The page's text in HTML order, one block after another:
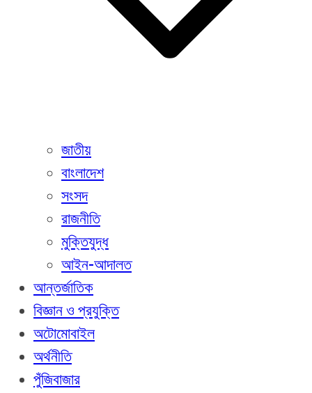
জাতীয়
বাংলাদেশ
সংসদ
রাজনীতি
মুক্তিযুদ্ধ
আইন-আদালত
আন্তর্জাতিক
বিজ্ঞান ও প্রযুক্তি
অটোমোবাইল
অর্থনীতি
পুঁজিবাজার